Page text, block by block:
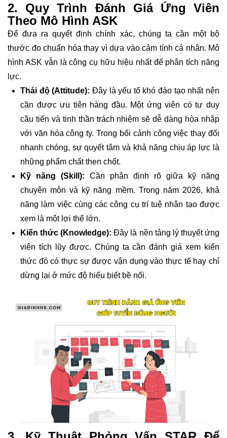
2. Quy Trình Đánh Giá Ứng Viên
Theo Mô Hình ASK
Để đưa ra quyết định chính xác, chúng ta cần một bộ
thước đo chuẩn hóa thay vì dựa vào cảm tính cá nhân. Mô
hình ASK vẫn là công cụ hữu hiệu nhất để phân tích năng
lực.
Thái độ (Attitude): Đây là yếu tố khó đào tạo nhất nên
cần được ưu tiên hàng đầu. Một ứng viên có tư duy
cầu tiến và tinh thần trách nhiệm sẽ dễ dàng hòa nhập
với văn hóa công ty. Trong bối cảnh công việc thay đổi
nhanh chóng, sự quyết tâm và khả năng chịu áp lực là
những phẩm chất then chốt.
Kỹ năng (Skill): Cần phân định rõ giữa kỹ năng
chuyên môn và kỹ năng mềm. Trong năm 2026, khả
năng làm việc cùng các công cụ trí tuệ nhân tạo được
xem là một lợi thế lớn.
Kiến thức (Knowledge):Đây là nền tảng lý thuyết ứng
viên tích lũy được. Chúng ta cần đánh giá xem kiến
thức đó có thực sự được vận dụng vào thực tế hay chỉ
dừng lại ở mức độ hiểu biết bề nổi.